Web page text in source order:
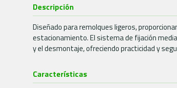
Descripción
Diseñado para remolques ligeros,
estacionamiento. El sistema de fijación
y el desmontaje, ofreciendo practicidad y
Características